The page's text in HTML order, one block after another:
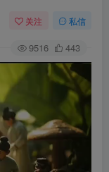
关注 私信
9516 443